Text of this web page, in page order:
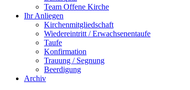
Team Offene Kirche
Ihr Anliegen
Kirchenmitgliedschaft
Wiedereintritt / Erwachsenentaufe
Taufe
Konfirmation
Trauung / Segnung
Beerdigung
Archiv